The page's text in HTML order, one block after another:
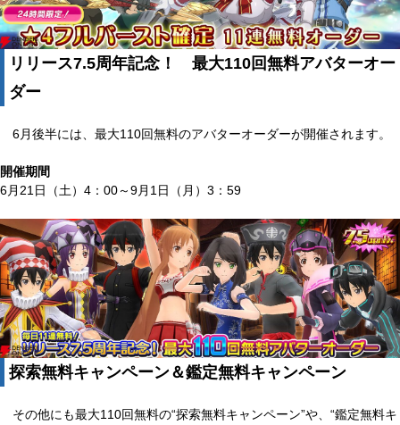
リリース7.5周年記念！ 最大110回無料アバターオー
ダー
6月後半には、最大110回無料のアバターオーダーが開催されます。
開催期間
6月21日（土）4：00～9月1日（月）3：59
探索無料キャンペーン＆鑑定無料キャンペーン
その他にも最大110回無料の“探索無料キャンペーン”や、“鑑定無料キ